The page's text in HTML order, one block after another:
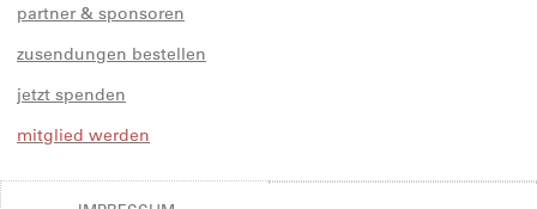
partner & sponsoren
zusendungen bestellen
jetzt spenden
mitglied werden